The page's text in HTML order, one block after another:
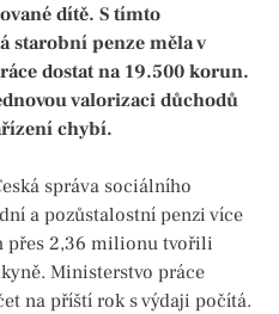
dítě. S tímto
starobní penze měla v
dostat na 19.500 korun.
valorizaci důchodů
chybí.
správa sociálního
a pozůstalostní penzi více
přes 2,36 milionu tvořili
Ministerstvo práce
na příští rok s výdaji počítá.